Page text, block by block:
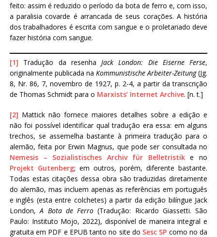
feito: assim é reduzido o período da bota de ferro e, com isso,
a paralisia covarde é arrancada de seus corações. A história
dos trabalhadores é escrita com sangue e o proletariado deve
fazer história com sangue.
[1] Tradução da resenha Jack London: Die Eiserne Ferse,
originalmente publicada na Kommunistische Arbeiter-Zeitung(Jg.
8, Nr. 86, 7, novembro de 1927, p. 2-4, a partir da transcrição
de Thomas Schmidt para o Marxists’ Internet Archive. [n. t.]
[2] Mattick não fornece maiores detalhes sobre a edição e
não foi possível identificar qual tradução era essa: em alguns
trechos, se assemelha bastante à primeira tradução para o
alemão, feita por Erwin Magnus, que pode ser consultada no
Nemesis – Sozialistisches Archiv für Belletristike no
Projekt Gutenberg; em outros, porém, diferente bastante.
Todas estas citações dessa obra são traduzidas diretamente
do alemão, mas incluem apenas as referências em português
e inglês (esta entre colchetes) a partir da edição bilíngue Jack
London,A Bota de Ferro (Tradução: Ricardo Giassetti. São
Paulo: Instituto Mojo, 2022), disponível de maneira integral e
gratuita em PDF e EPUB tanto no site do Sesc SP como no da